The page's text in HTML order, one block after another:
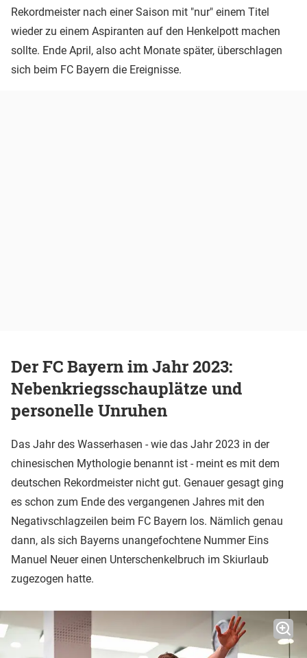
Rekordmeister nach einer Saison mit "nur" einem Titel
wieder zu einem Aspiranten auf den Henkelpott machen
sollte. Ende April, also acht Monate später, überschlagen
sich beim FC Bayern die Ereignisse.
Der FC Bayern im Jahr 2023:
Nebenkriegsschauplätze und
personelle Unruhen
Das Jahr des Wasserhasen - wie das Jahr 2023 in der
chinesischen Mythologie benannt ist - meint es mit dem
deutschen Rekordmeister nicht gut. Genauer gesagt ging
es schon zum Ende des vergangenen Jahres mit den
Negativschlagzeilen beim FC Bayern los. Nämlich genau
dann, als sich Bayerns unangefochtene Nummer Eins
Manuel Neuer einen Unterschenkelbruch im Skiurlaub
zugezogen hatte.